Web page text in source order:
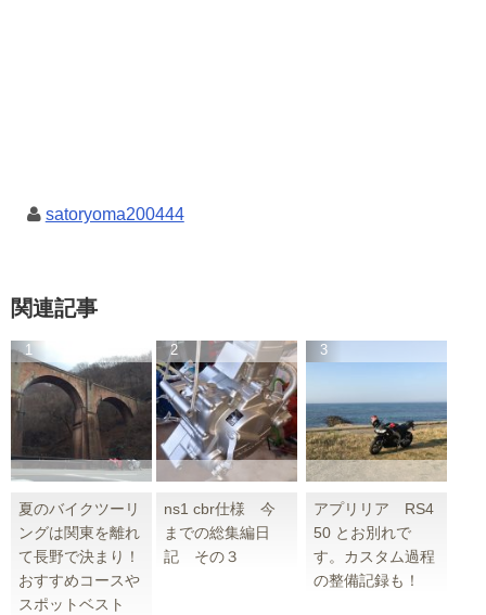
satoryoma200444
関連記事
夏のバイクツーリ
ングは関東を離れ
て長野で決まり！
おすすめコースや
スポットベスト
ns1 cbr仕様 今
までの総集編日
記 その３
アプリリア RS4
50 とお別れで
す。カスタム過程
の整備記録も！